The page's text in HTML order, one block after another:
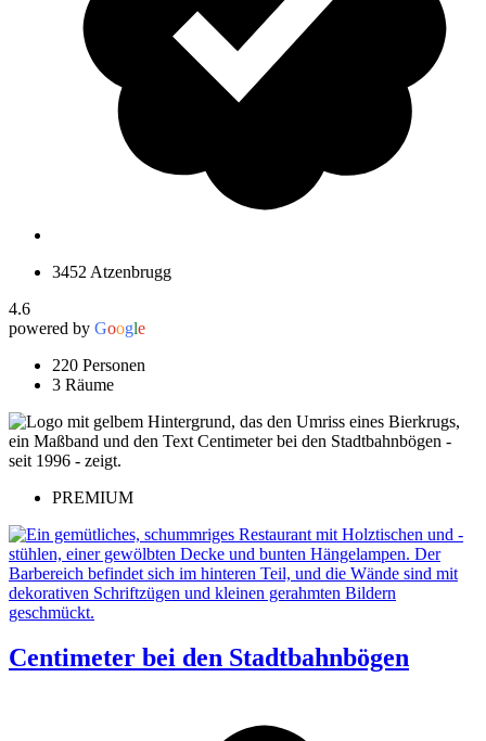
3452 Atzenbrugg
4.6
powered by Google
220 Personen
3 Räume
PREMIUM
Centimeter bei den Stadtbahnbögen